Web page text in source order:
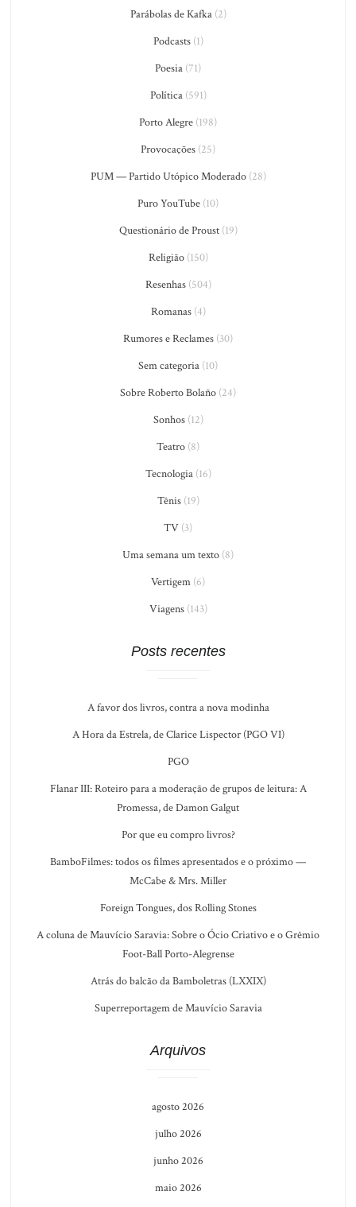
Parábolas de Kafka(2)
Podcasts(1)
Poesia (71)
Política(591)
Porto Alegre (198)
Provocações (25)
PUM — Partido Utópico Moderado(28)
Puro YouTube (10)
Questionário de Proust(19)
Religião(150)
Resenhas(504)
Romanas(4)
Rumores e Reclames (30)
Sem categoria (10)
Sobre Roberto Bolaño (24)
Sonhos(12)
Teatro (8)
Tecnologia(16)
Tênis(19)
TV (3)
Uma semana um texto (8)
Vertigem (6)
Viagens(143)
Posts recentes
A favor dos livros, contra a nova modinha
A Hora da Estrela, de Clarice Lispector (PGO VI)
PGO
Flanar III: Roteiro para a moderação de grupos de leitura: A
Promessa, de Damon Galgut
Por que eu compro livros?
BamboFilmes: todos os filmes apresentados e o próximo —
McCabe & Mrs. Miller
Foreign Tongues, dos Rolling Stones
A coluna de Mauvício Saravia: Sobre o Ócio Criativo e o Grêmio
Foot-Ball Porto-Alegrense
Atrás do balcão da Bamboletras (LXXIX)
Superreportagem de Mauvício Saravia
Arquivos
agosto 2026
julho 2026
junho 2026
maio 2026